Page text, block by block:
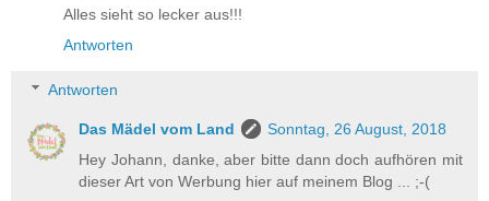
Alles sieht so lecker aus!!!
Antworten
Antworten
Das Mädel vom Land
Sonntag, 26 August, 2018
Hey Johann, danke, aber bitte dann doch aufhören mit
dieser Art von Werbung hier auf meinem Blog ... ;-(